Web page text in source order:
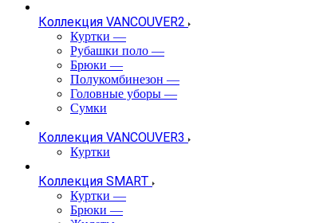
Коллекция VANCOUVER2
Куртки —
Рубашки поло —
Брюки —
Полукомбинезон —
Головные уборы —
Сумки
Коллекция VANCOUVER3
Куртки
Коллекция SMART
Куртки —
Брюки —